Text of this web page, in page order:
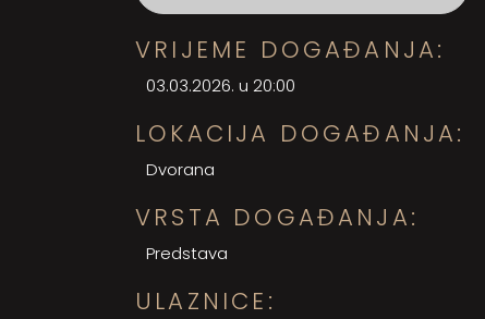
VRIJEME DOGAĐANJA:
03.03.2026. u 20:00
LOKACIJA DOGAĐANJA:
Dvorana
VRSTA DOGAĐANJA:
Predstava
ULAZNICE: